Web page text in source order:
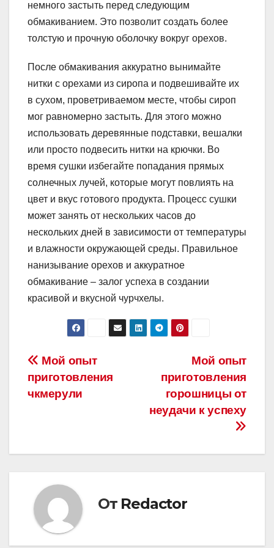
немного застыть перед следующим
обмакиванием. Это позволит создать более
толстую и прочную оболочку вокруг орехов.
После обмакивания аккуратно вынимайте
нитки с орехами из сиропа и подвешивайте их
в сухом, проветриваемом месте, чтобы сироп
мог равномерно застыть. Для этого можно
использовать деревянные подставки, вешалки
или просто подвесить нитки на крючки. Во
время сушки избегайте попадания прямых
солнечных лучей, которые могут повлиять на
цвет и вкус готового продукта. Процесс сушки
может занять от нескольких часов до
нескольких дней в зависимости от температуры
и влажности окружающей среды. Правильное
нанизывание орехов и аккуратное
обмакивание – залог успеха в создании
красивой и вкусной чурчхелы.
Навигация
по
Мой опыт
приготовления
горошницы от
неудачи к успеху
Мой опыт
приготовления
чкмерули
От Redactor